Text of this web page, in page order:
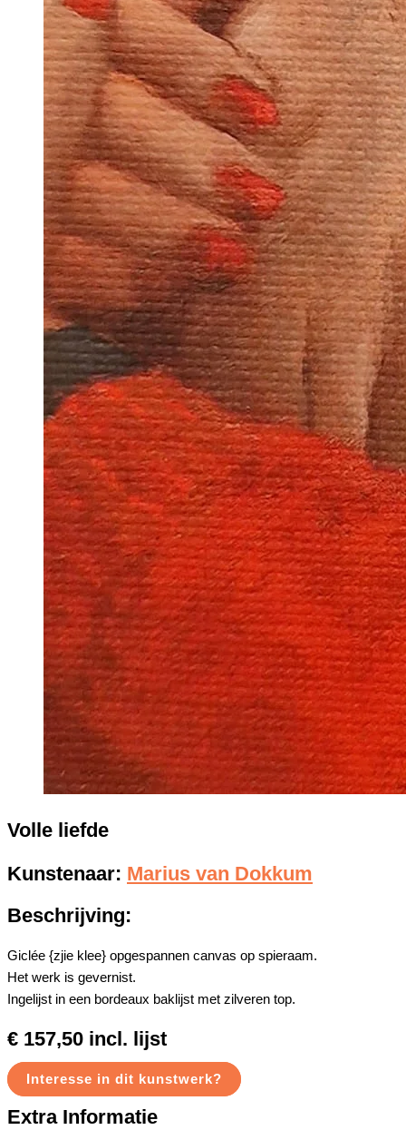
Volle liefde
Kunstenaar: Marius van Dokkum
Beschrijving:
Giclée {zjie klee} opgespannen canvas op spieraam.
Het werk is gevernist.
Ingelijst in een bordeaux baklijst met zilveren top.
€ 157,50 incl. lijst
Interesse in dit kunstwerk?
Extra Informatie